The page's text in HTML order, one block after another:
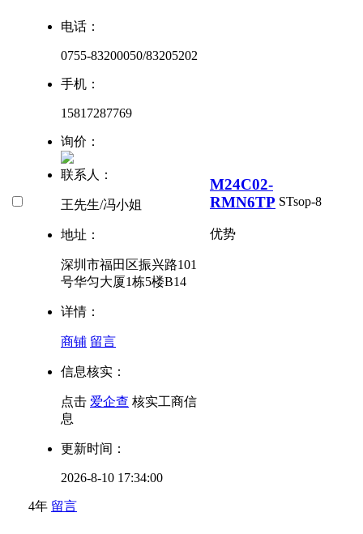
电话：
0755-83200050/83205202
手机：
15817287769
询价：
联系人：
王先生/冯小姐
地址：
深圳市福田区振兴路101
号华匀大厦1栋5楼B14
详情：
商铺 留言
信息核实：
点击 爱企查 核实工商信
息
更新时间：
2026-8-10 17:34:00
4年 留言
M24C02-
RMN6TP
优势
STsop-8